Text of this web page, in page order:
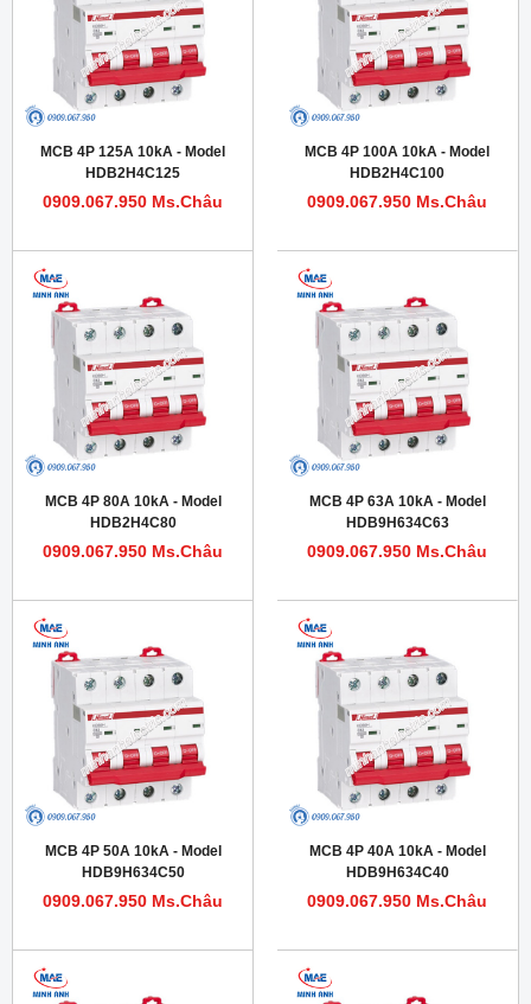
MCB 4P 125A 10kA - Model
HDB2H4C125
0909.067.950 Ms.Châu
MCB 4P 100A 10kA - Model
HDB2H4C100
0909.067.950 Ms.Châu
MCB 4P 80A 10kA - Model
HDB2H4C80
0909.067.950 Ms.Châu
MCB 4P 63A 10kA - Model
HDB9H634C63
0909.067.950 Ms.Châu
MCB 4P 50A 10kA - Model
HDB9H634C50
0909.067.950 Ms.Châu
MCB 4P 40A 10kA - Model
HDB9H634C40
0909.067.950 Ms.Châu